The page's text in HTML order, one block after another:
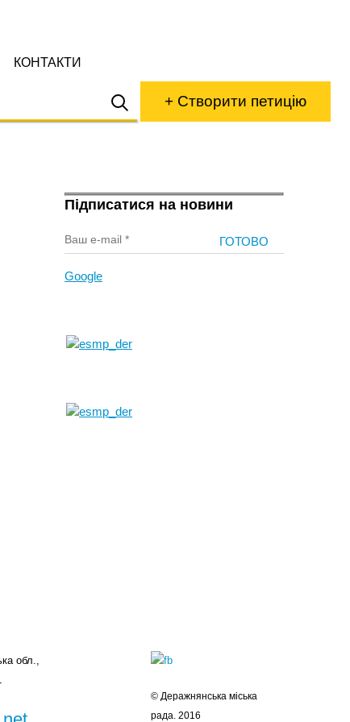
КОНТАКТИ
+ Створити петицію
Підписатися на новини
Google
обл.,
© Деражнянська міська
рада. 2016